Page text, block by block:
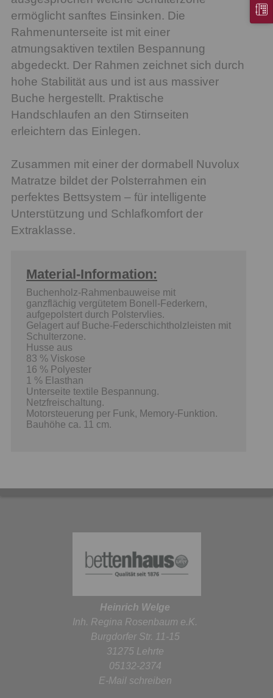
ermöglicht sanftes Einsinken. Die
Rahmenunterseite ist mit einer
atmungsaktiven textilen Bespannung
abgedeckt. Der Rahmen zeichnet sich durch
hohe Stabilität aus und ist aus massiver
Buche hergestellt. Praktische
Handschlaufen an den Stirnseiten
erleichtern das Einlegen.
Zusammen mit einer der dormabell Nuvolux
Matratze bildet der Polsterrahmen ein
perfektes Bettsystem – für intelligente
Unterstützung und Schlafkomfort der
Extraklasse.
Material-Information:
Buchenholz-Rahmenbauweise mit
ganzflächig vergütetem Bonell-Federkern,
aufgepolstert durch Polstervlies.
Gelagert auf Buche-Federschichtholzleisten mit
Schulterzone.
Husse aus
83 % Viskose
16 % Polyester
1 % Elasthan
Unterseite textile Bespannung.
Netzfreischaltung.
Motorsteuerung per Funk, Memory-Funktion.
Bauhöhe ca. 11 cm.
Heinrich Welge
Inh. Regina Rosenbaum e.K.
Burgdorfer Str. 11-15
31275 Lehrte
05132-2374
E-Mail schreiben